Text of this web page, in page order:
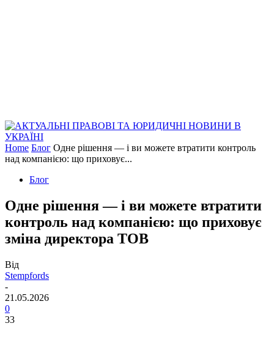
Home Блог Одне рішення — і ви можете втратити контроль
над компанією: що приховує...
Блог
Одне рішення — і ви можете втратити
контроль над компанією: що приховує
зміна директора ТОВ
Від
Stempfords
-
21.05.2026
0
33